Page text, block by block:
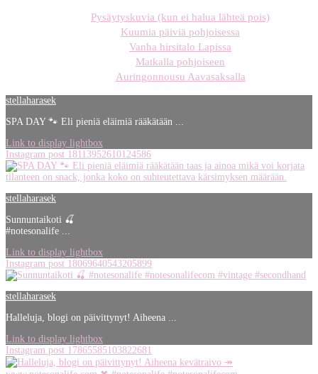
Pysäytyskuvia (kun ei halua lähteä pois)
Kuumia päiviä pohjoisessa
Vanha hirsitalo Lapissa
Matkalla pohjoiseen
Auringonnousu Aavasaksalla
stellaharasek
SPA DAY 🐾 Eli pieniä eläimiä rääkätään ...
Link to display lightbox
Instagram post 18113952610124586
stellaharasek
Sunnuntaikoti 🍒
#notesonalife ...
Link to display lightbox
Instagram post 18069640543205899
stellaharasek
Halleluja, blogi on päivittynyt! Aiheena ...
Link to display lightbox
Instagram post 17865585103822681